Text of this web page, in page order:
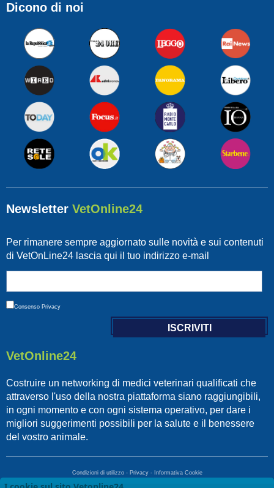
Dicono di noi
Newsletter VetOnline24
Per rimanere sempre aggiornato sulle novità e sui contenuti
di VetOnLine24 lascia qui il tuo indirizzo e-mail
Consenso Privacy
VetOnline24
Costruire un networking di medici veterinari qualificati che
attraverso l'uso della nostra piattaforma siano raggiungibili,
in ogni momento e con ogni sistema operativo, per dare i
migliori suggerimenti possibili per la salute e il benessere
del vostro animale.
Condizioni di utilizzo- Privacy- Informativa Cookie